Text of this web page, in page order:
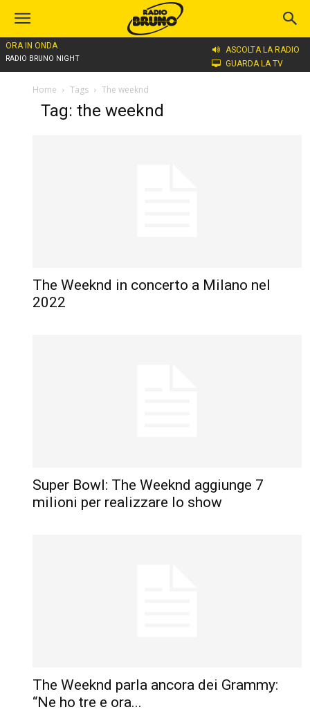
ORA IN ONDA
RADIO BRUNO NIGHT
ASCOLTA LA RADIO
GUARDA LA TV
Home Tags The weeknd
Tag: the weeknd
The Weeknd in concerto a Milano nel
2022
Super Bowl: The Weeknd aggiunge 7
milioni per realizzare lo show
The Weeknd parla ancora dei Grammy:
“Ne ho tre e ora...